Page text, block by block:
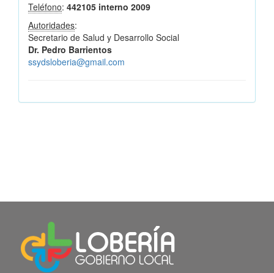
Teléfono: 442105 interno 2009
Autoridades:
Secretario de Salud y Desarrollo Social
Dr. Pedro Barrientos
ssydsloberia@gmail.com